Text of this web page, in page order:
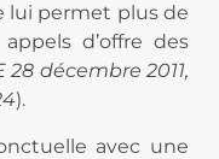
lui permet plus de
d’offre des
28 décembre 2011,
).
avec une